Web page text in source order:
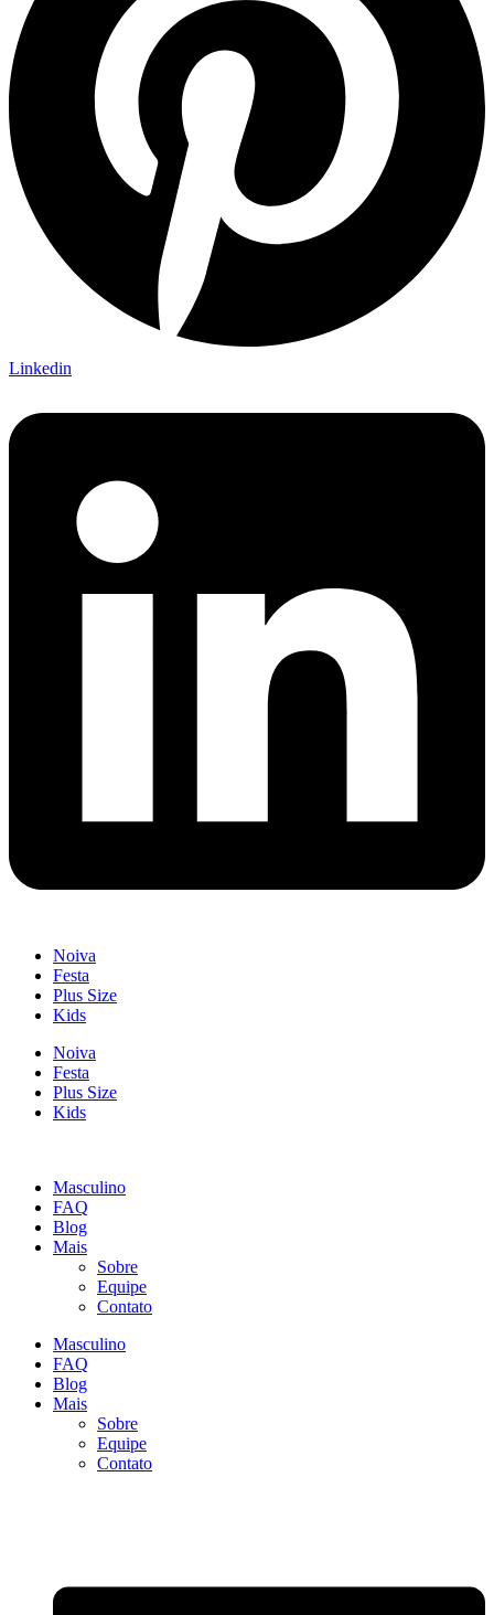
Linkedin
Noiva
Festa
Plus Size
Kids
Noiva
Festa
Plus Size
Kids
Masculino
FAQ
Blog
Mais
Sobre
Equipe
Contato
Masculino
FAQ
Blog
Mais
Sobre
Equipe
Contato